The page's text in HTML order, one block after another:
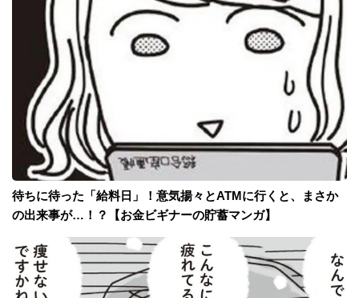
待ちに待った「給料日」！意気揚々とATMに行くと、まさか
の出来事が…！？【お金ビギナーの貯蓄マンガ】